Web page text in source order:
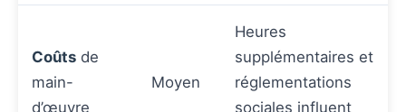
Coûts de
main-
d’œuvre
Moyen
Heures
supplémentaires et
réglementations
sociales influent